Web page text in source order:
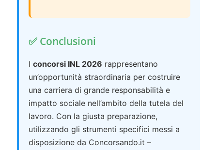
✅ Conclusioni
I concorsi INL 2026 rappresentano
un’opportunità straordinaria per costruire
una carriera di grande responsabilità e
impatto sociale nell’ambito della tutela del
lavoro. Con la giusta preparazione,
utilizzando gli strumenti specifici messi a
disposizione da Concorsando.it –